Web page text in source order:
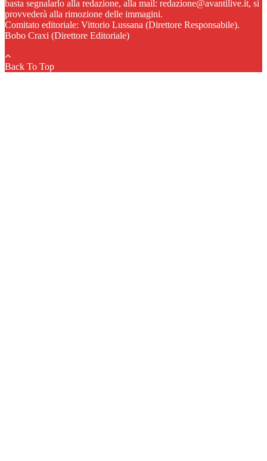
basta segnalarlo alla redazione, alla mail: redazione@avantilive.it, si
provvederà alla rimozione delle immagini.
Comitato editoriale: Vittorio Lussana (Direttore Responsabile).
Bobo Craxi (Direttore Editoriale)
Back To Top